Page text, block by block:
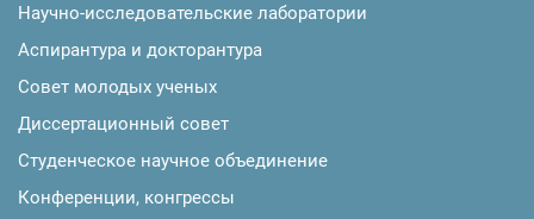
Научно-исследовательские лаборатории
Аспирантура и докторантура
Совет молодых ученых
Диссертационный совет
Студенческое научное объединение
Конференции, конгрессы